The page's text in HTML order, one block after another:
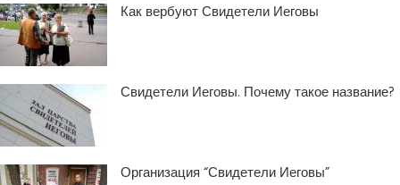
Как вербуют Свидетели Иеговы
Свидетели Иеговы. Почему такое название?
Организация “Свидетели Иеговы”